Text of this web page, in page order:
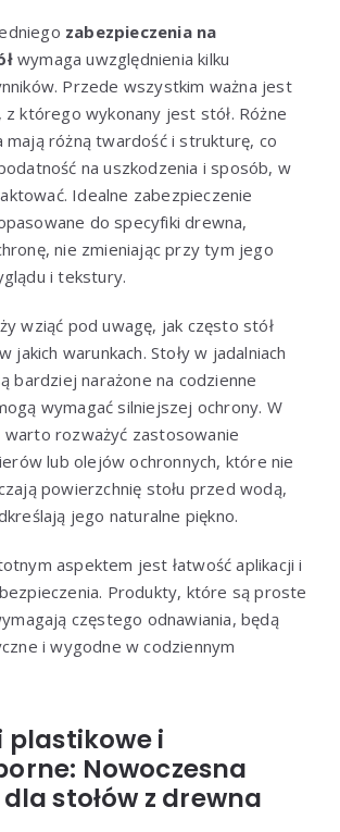
zabezpieczenia na
wymaga uwzględnienia kilku
Przede wszystkim ważna jest
którego wykonany jest stół. Różne
mają różną twardość i strukturę, co
na uszkodzenia i sposób, w
Idealne zabezpieczenie
do specyfiki drewna,
nie zmieniając przy tym jego
i tekstury.
wziąć pod uwagę, jak często stół
jakich warunkach. Stoły w jadalniach
bardziej narażone na codzienne
wymagać silniejszej ochrony. W
rozważyć zastosowanie
lub olejów ochronnych, które nie
powierzchnię stołu przed wodą,
jego naturalne piękno.
aspektem jest łatwość aplikacji i
Produkty, które są proste
częstego odnawiania, będą
i wygodne w codziennym
plastikowe i
Nowoczesna
stołów z drewna